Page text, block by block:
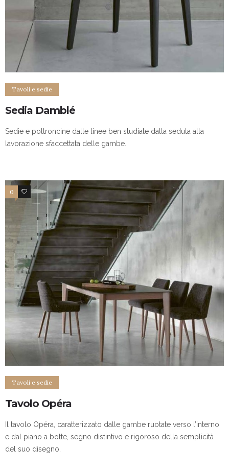
Tavoli e sedie
Sedia Damblé
Sedie e poltroncine dalle linee ben studiate dalla seduta alla
lavorazione sfaccettata delle gambe.
0 4
Tavoli e sedie
Tavolo Opéra
Il tavolo Opéra, caratterizzato dalle gambe ruotate verso l’interno
e dal piano a botte, segno distintivo e rigoroso della semplicità
del suo disegno.